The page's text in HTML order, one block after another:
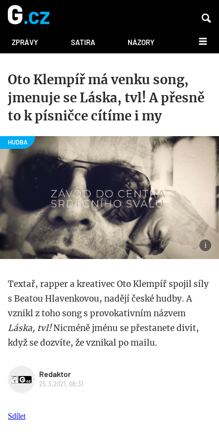
ZPRÁVY SATIRA NÁZORY DALŠÍ
Oto Klempíř má venku song,
jmenuje se Láska, tvl! A přesně
to k písničce cítíme i my
Textař, rapper a kreativec Oto Klempíř spojil síly
s Beatou Hlavenkovou, nadějí české hudby. A
vznikl z toho song s provokativním názvem
Láska, tvl!Nicméně jménu se přestanete divit,
když se dozvíte, že vznikal po mailu.
Redaktor
25.3.2021, 08:31
Sdílet